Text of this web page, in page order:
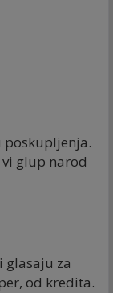
poskupljenja.
vi glup narod
za
od kredita.